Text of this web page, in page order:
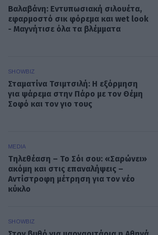
Βαλαβάνη: Εντυπωσιακή σιλουέτα,
εφαρμοστό σικ φόρεμα και wet look
- Μαγνήτισε όλα τα βλέμματα
SHOWBIZ
Σταματίνα Τσιμτσιλή: Η εξόρμηση
για ψάρεμα στην Πάρο με τον Θέμη
Σοφό και τον γιο τους
MEDIA
Τηλεθέαση – Το Σόι σου: «Σαρώνει»
ακόμη και στις επαναλήψεις –
Αντίστροφη μέτρηση για τον νέο
κύκλο
SHOWBIZ